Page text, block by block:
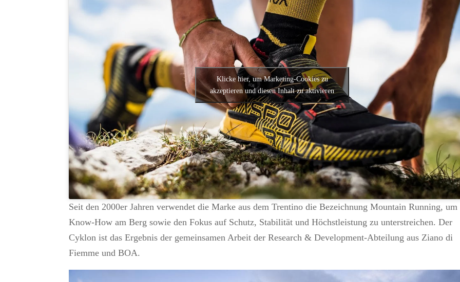
Klicke hier, um Marketing-Cookies zu
akzeptieren und diesen Inhalt zu aktivieren
Seit den 2000er Jahren verwendet die Marke aus dem Trentino die Bezeichnung Mountain Running, um
Know-How am Berg sowie den Fokus auf Schutz, Stabilität und Höchstleistung zu unterstreichen. Der
Cyklon ist das Ergebnis der gemeinsamen Arbeit der Research & Development-Abteilung aus Ziano di
Fiemme und BOA.